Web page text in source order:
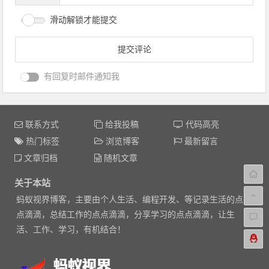
滑动解锁才能提交
有回复时邮件通知我
联系方式 给我投稿
代码高亮
热门标签
浏览博客
最新留言
文章归档
随机文章
关于本站
蚂蚁视界博客，主要由个人生活、编程开发、等记录生活的点
点滴滴，总结工作的点点滴滴，分享学习的点点滴滴，让生
活、工作、学习，有机结合！